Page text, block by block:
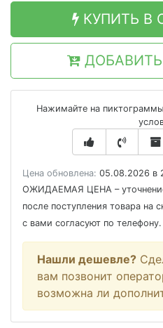
КУПИТЬ В
Нажимайте на
Цена обновлена: 05.08.2026 в
ОЖИДАЕМАЯ ЦЕНА –
после поступления товара на
с вами согласуют по телефону.
Нашли дешевле?
вам позвонит
возможна ли